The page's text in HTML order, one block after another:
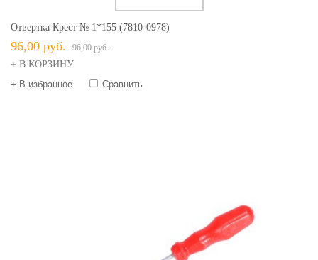
Отвертка Крест № 1*155 (7810-0978)
96,00 руб. 96,00 руб.
+ В КОРЗИНУ
+ В избранное
Сравнить